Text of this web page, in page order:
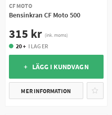
CF MOTO
Bensinkran CF Moto 500
315 kr (ink. moms)
20 + I LAGER
+ LÄGG I KUNDVAGN
MER INFORMATION